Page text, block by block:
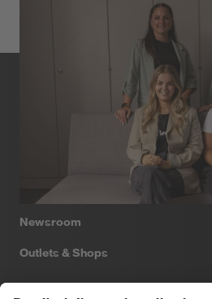
Hinweisgebersystem
Standorte - weltweit
Newsroom
Outlets & Shops